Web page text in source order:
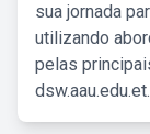
sua jornada
utilizando
pelas
dsw.aau.edu.et.